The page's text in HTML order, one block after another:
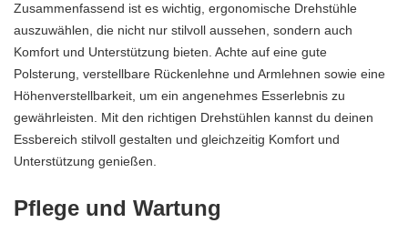
Zusammenfassend ist es wichtig, ergonomische Drehstühle
auszuwählen, die nicht nur stilvoll aussehen, sondern auch
Komfort und Unterstützung bieten. Achte auf eine gute
Polsterung, verstellbare Rückenlehne und Armlehnen sowie eine
Höhenverstellbarkeit, um ein angenehmes Esserlebnis zu
gewährleisten. Mit den richtigen Drehstühlen kannst du deinen
Essbereich stilvoll gestalten und gleichzeitig Komfort und
Unterstützung genießen.
Pflege und Wartung